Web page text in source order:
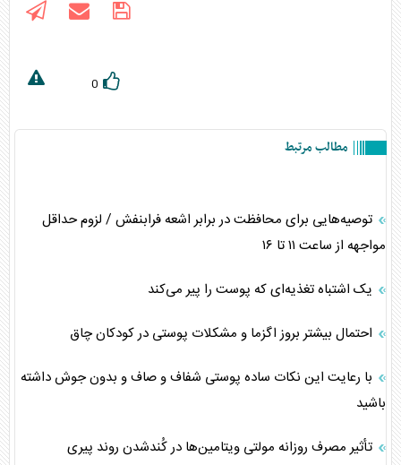
0
مطالب مرتبط
توصیه‌هایی برای محافظت در برابر اشعه فرابنفش / لزوم حداقل
مواجهه از ساعت ۱۱ تا ۱۶
یک اشتباه تغذیه‌ای که پوست را پیر می‌کند
احتمال بیشتر بروز اگزما و مشکلات پوستی در کودکان چاق
با رعایت این نکات ساده پوستی شفاف و صاف و بدون جوش داشته
باشید
تأثیر مصرف روزانه مولتی ویتامین‌ها در کُندشدن روند پیری